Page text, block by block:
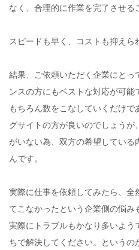
なく、合理的に作業を完了させる
スピードも早く、コストも抑えら
結果、ご依頼いただく企業にとっ
ンスの方にもベストな対応が可能
もちろん数をこなしていくだけ
グサイトの方が良いのでしょう
がいない為、双方の希望してい
んです。
実際に仕事を依頼してみたら、全
てこなかったという企業側の悩み
実際にトラブルもかなり多いよう
ちで解決してください。という